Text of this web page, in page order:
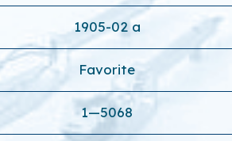
1905-02 a
Favorite
1—5068